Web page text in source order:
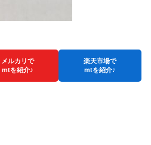
メルカリで
mtを紹介♪
楽天市場で
mtを紹介♪